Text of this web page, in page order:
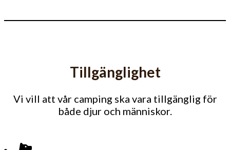
Tillgänglighet
Vi vill att vår camping ska vara tillgänglig för
både djur och människor.